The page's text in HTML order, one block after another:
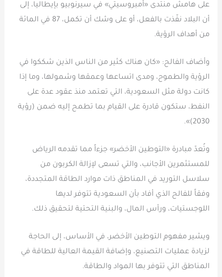
على هامش منتدى «أمبروسيتي» في سيرنوبيو بإيطاليا، إلى
أن البلاد نفّذت بالفعل، أو على وشك أن تكمل، 87 في المائة
من أهداف الرؤية.
وأضاف الفالح: «كان هناك كثير من الناس الذين شككوا في
الرؤية والطموح، ومدى اتساعها وعمقها وشمولها، وما إذا
كانت دولة مثل السعودية، التي تعتمد منذ عقود عدة على
النفط، ستكون قادرة على القيام بما تطمح إليه ضمن (رؤية
2030)».
وتُعدّ مبادرة «التوطين الأخضر» جزءاً مما تقدمه الرياض
للمستثمرين الأجانب، والتي تسعى لإزالة الكربون من
سلاسل التوريد في المناطق ذات موارد الطاقة المتجددة،
وفقاً للفالح الذي أفاد بأن السعودية تتوفر لديها
اللوجستيات، ورأس المال، والبنية التحتية لتحقيق ذلك.
ويشير مفهوم التوطين الأخضر، في الأساس، إلى الحاجة
لزيادة عمليات التصنيع، وإضافة القيمة العالية للطاقة في
المناطق التي تتوفر بها المواد والطاقة.